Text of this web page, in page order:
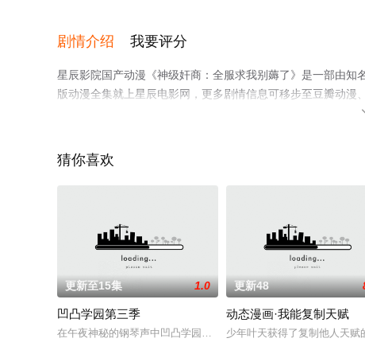
剧情介绍 我要评分
星辰影院国产动漫《神级奸商：全服求我别薅了》是一部由
版动漫全集就上星辰电影网，更多剧情信息可移步至豆瓣动漫
猜你喜欢
更新至15集 1.0
凹凸学园第三季
在午夜神秘的钢琴声中凹凸学园的新学期开学了。教师团队对校园
更新48
动态漫画·我能复制天赋
少年叶天获得了复制他人天